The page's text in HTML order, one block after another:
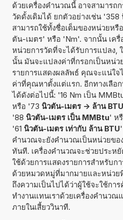
ด้วยเครื่องคำนวณนี้ อาจสามารถ
วัดดั้งเดิมได้ ยกตัวอย่างเช่น
สามารถใช้ทั้งชื่อเต็มของหน่วยห
ตัน-เมตร' หรือ 'Nm'. จากนั้น เค
หน่วยการวัดที่จะได้รับการแปลง,
นั้น มันจะแปลงค่าที่กรอกเป็นหน่
รายการแสดงผลลัพธ์ คุณจะแน่ใจ
ค่าที่คุณหาตั้งแต่แรก. อีกทางเลือ
ได้ดังต่อไปนี้: '16 Nm เป็น
หรือ '73 นิวตัน-เมตร -> ล้าน BTU
'88 นิวตัน-เมตร เป็น MMBtu' ห
'61 นิวตัน-เมตร เท่ากับ ล้าน BTU'
คำนวณจะยังคำนวณเป็นหน่วยขอ
ทันที. เครื่องคำนวณจะช่วยประห
ใช้ด้วยการแสดงรายการสำหรับก
ด้วยหมวดหมู่ที่มากมายและหน่วย
ถึงความเป็นไปได้ว่าผู้ใช้จะใช้ก
ทำงานแทนเราด้วยเครื่องคำนวณ
ภายในเสี้ยววินาที.